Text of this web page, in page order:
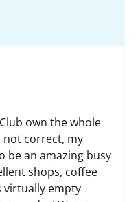
own the whole
not correct, my
be an amazing busy
shops, coffee
virtually empty